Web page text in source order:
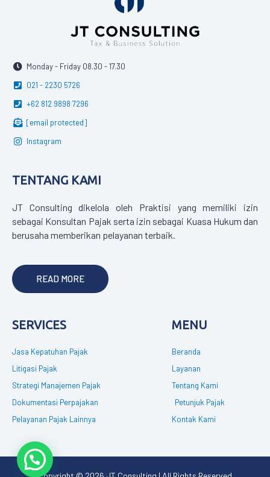
Monday - Friday 08.30 - 17.30
021 - 2230 5726
+62 812 9898 7296
[email protected]
Instagram
TENTANG KAMI
JT Consulting dikelola oleh Praktisi yang memiliki izin
sebagai Konsultan Pajak serta izin sebagai Kuasa Hukum dan
berusaha memberikan pelayanan terbaik.
READ MORE
SERVICES
Jasa Kepatuhan Pajak
Litigasi Pajak
Strategi Manajemen Pajak
Dokumentasi Perpajakan
Pelayanan Pajak Lainnya
MENU
Beranda
Layanan
Tentang Kami
Petunjuk Pajak
Kontak Kami